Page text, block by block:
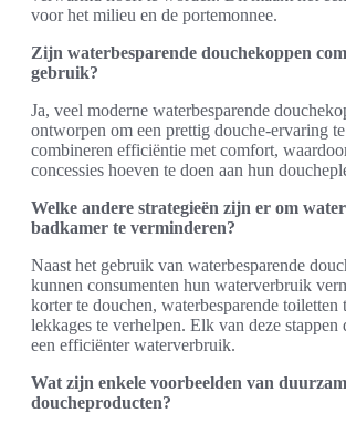
voor het milieu en de portemonnee.
Zijn waterbesparende douchekoppen
gebruik?
Ja, veel moderne waterbesparende
ontworpen om een prettig douche-ervaring
combineren efficiëntie met comfort,
concessies hoeven te doen aan hun
Welke andere strategieën zijn er om
badkamer te verminderen?
Naast het gebruik van waterbesparende
kunnen consumenten hun waterverbruik
korter te douchen, waterbesparende toiletten
lekkages te verhelpen. Elk van deze stappen
een efficiënter waterverbruik.
Wat zijn enkele voorbeelden van
doucheproducten?